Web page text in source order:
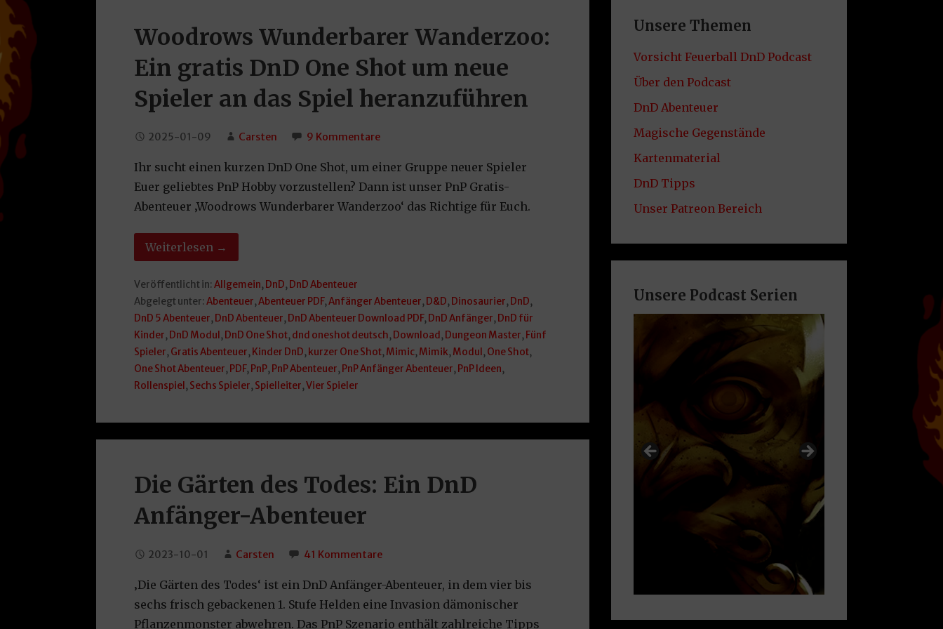
Woodrows Wunderbarer Wanderzoo:
Ein gratis DnD One Shot um neue
Spieler an das Spiel heranzuführen
2025-01-09 Carsten 9 Kommentare
Ihr sucht einen kurzen DnD One Shot, um einer Gruppe neuer Spieler
Euer geliebtes PnP Hobby vorzustellen? Dann ist unser PnP Gratis-
Abenteuer ‚Woodrows Wunderbarer Wanderzoo‘ das Richtige für Euch.
Weiterlesen →
Veröffentlicht in:Allgemein, DnD, DnD Abenteuer
Abgelegt unter:Abenteuer,Abenteuer PDF,Anfänger Abenteuer, D&D, Dinosaurier, DnD,
DnD 5 Abenteuer, DnD Abenteuer, DnD Abenteuer Download PDF, DnD Anfänger, DnD für
Kinder, DnD Modul , DnD One Shot, dnd oneshot deutsch, Download , Dungeon Master, Fünf
Spieler, Gratis Abenteuer, Kinder DnD, kurzer One Shot, Mimic, Mimik, Modul , One Shot,
One Shot Abenteuer, PDF, PnP, PnP Abenteuer, PnP Anfänger Abenteuer, PnP Ideen,
Rollenspiel , Sechs Spieler, Spielleiter,Vier Spieler
Die Gärten des Todes: Ein DnD
Anfänger-Abenteuer
2023-10-01 Carsten 41 Kommentare
‚Die Gärten des Todes‘ ist ein DnD Anfänger-Abenteuer, in dem vier bis
sechs frisch gebackenen 1. Stufe Helden eine Invasion dämonischer
Pflanzenmonster abwehren. Das PnP Szenario enthält zahlreiche Tipps
Unsere Themen
Vorsicht Feuerball DnD Podcast
Über den Podcast
DnD Abenteuer
Magische Gegenstände
Kartenmaterial
DnD Tipps
Unser Patreon Bereich
Unsere Podcast Serien